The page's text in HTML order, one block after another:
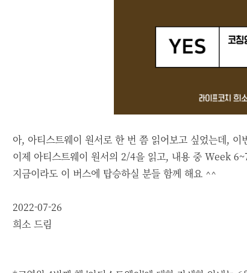
아, 아티스트웨이 원서로 한 번 쯤 읽어보고 싶었는데, 이
이제 아티스트웨이 원서의 2/4을 읽고, 내용 중 Week
지금이라도 이 버스에 탑승하실 분들 함께 해요 ^^
2022-07-26
희소 드림